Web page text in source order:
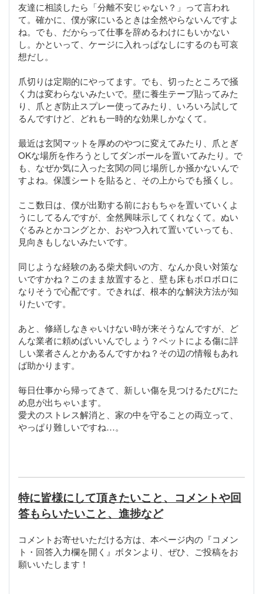
友達に相談したら「分離不安じゃない？」って言われ
て。確かに、僕が家にいるときは全然やらないんですよ
ね。でも、だからって仕事を辞めるわけにもいかない
し。かといって、ケージに入れっぱなしにするのも可哀
想だし。
爪切りは定期的にやってます。でも、切ったところで掻
く力は変わらないみたいで。壁に養生テープ貼ってみた
り、爪とぎ防止スプレー使ってみたり、いろいろ試して
るんですけど、どれも一時的な効果しかなくて。
最近は玄関マットを厚めのやつに変えてみたり、爪とぎ
OKな場所を作ろうとしてダンボールを置いてみたり。で
も、なぜか気に入った玄関の同じ場所しか掻かないんで
すよね。保護シートを貼ると、その上からでも掻くし。
ここ数日は、僕が出勤する前におもちゃを置いていくよ
うにしてるんですが、全然興味示してくれなくて。ぬい
ぐるみとかコングとか、おやつ入れて置いていっても、
見向きもしないみたいです。
同じような経験のある柴犬飼いの方、なんか良い対策な
いですかね？このまま放置すると、壁も床もボロボロに
なりそうで心配です。できれば、根本的な解決方法が知
りたいです。
あと、修繕しなきゃいけない時が来そうなんですが、ど
んな業者に頼めばいいんでしょう？ペットによる傷に詳
しい業者さんとかあるんですかね？その辺の情報もあれ
ば助かります。
毎日仕事から帰ってきて、新しい傷を見つけるたびにた
め息が出ちゃいます。
愛犬のストレス解消と、家の中を守ることの両立って、
やっぱり難しいですね…。
特に皆様にして頂きたいこと、コメントや回
答もらいたいこと、進捗など
コメントお寄せいただける方は、本ページ内の『コメン
ト・回答入力欄を開く』ボタンより、ぜひ、ご投稿をお
願いいたします！